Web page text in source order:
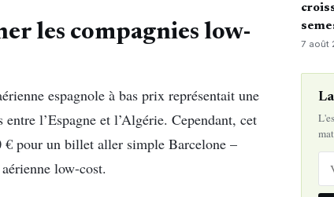
les compagnies low-
espagnole à bas prix représentait une
l’Espagne et l’Algérie. Cependant, cet
pour un billet aller simple Barcelone –
low-cost.
7 août